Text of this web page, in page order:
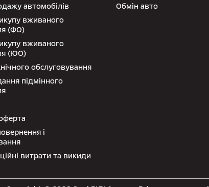
автомобілів
вживаного
(ФО)
вживаного
(ЮО)
обслуговування
підмінного
і
витрати та викиди
Обмін авто